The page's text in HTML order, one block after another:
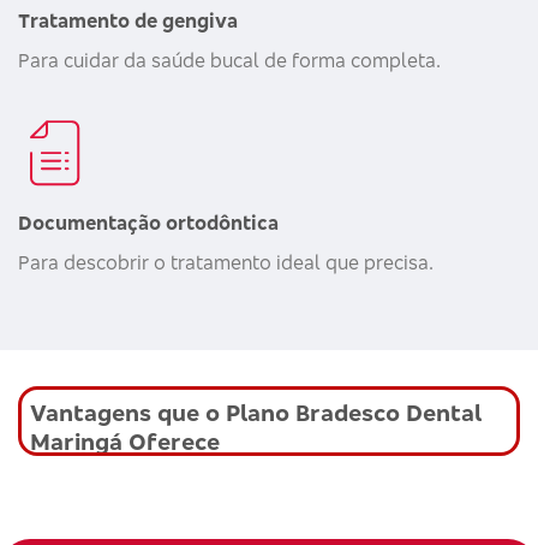
Tratamento de gengiva
Para cuidar da saúde bucal de forma completa.
Documentação ortodôntica
Para descobrir o tratamento ideal que precisa.
Vantagens que o Plano Bradesco Dental
Maringá Oferece